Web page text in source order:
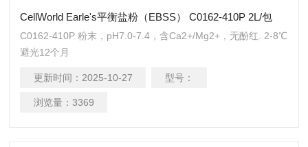
CellWorld Earle's平衡盐粉（EBSS） C0162-410P 2L/包
C0162-410P 粉末，pH7.0-7.4，含Ca2+/Mg2+，无酚红. 2-8℃
避光12个月
更新时间： 2025-10-27 型号：
浏览量： 3369